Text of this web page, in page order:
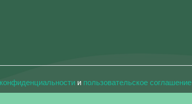
и пользовательское соглашение